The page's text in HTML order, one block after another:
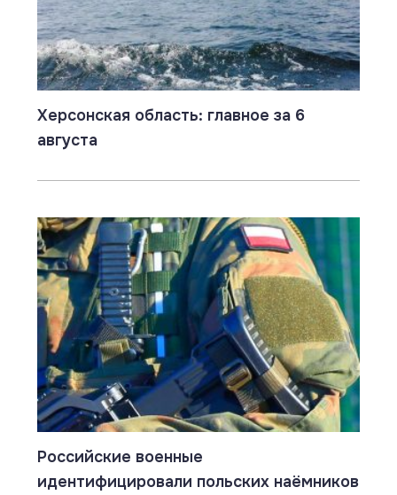
Херсонская область: главное за 6
августа
Российские военные
идентифицировали польских наёмников